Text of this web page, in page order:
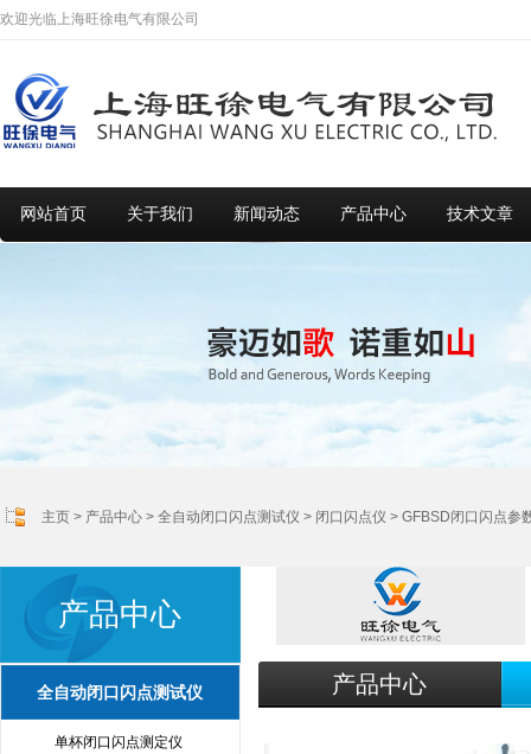
欢迎光临上海旺徐电气有限公司
网站首页 关于我们 新闻动态 产品中心 技术文章
主页 > 产品中心 > 全自动闭口闪点测试仪 > 闭口闪点仪 > GFBSD闭口闪点参
产品中心
全自动闭口闪点测试仪
单杯闭口闪点测定仪
产品中心